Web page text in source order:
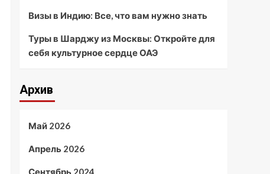
Визы в Индию: Все, что вам нужно знать
Туры в Шарджу из Москвы: Откройте для
себя культурное сердце ОАЭ
Архив
Май 2026
Апрель 2026
Сентябрь 2024